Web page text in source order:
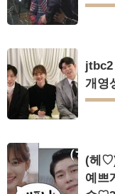
jtbc2
개영
(헤
예쁘